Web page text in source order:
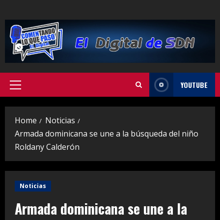
to
content
Primary
YOUTUBE
Home
Noticias
Armada dominicana se une a la búsqueda del niño
Roldany Calderón
Noticias
Armada dominicana se une a la